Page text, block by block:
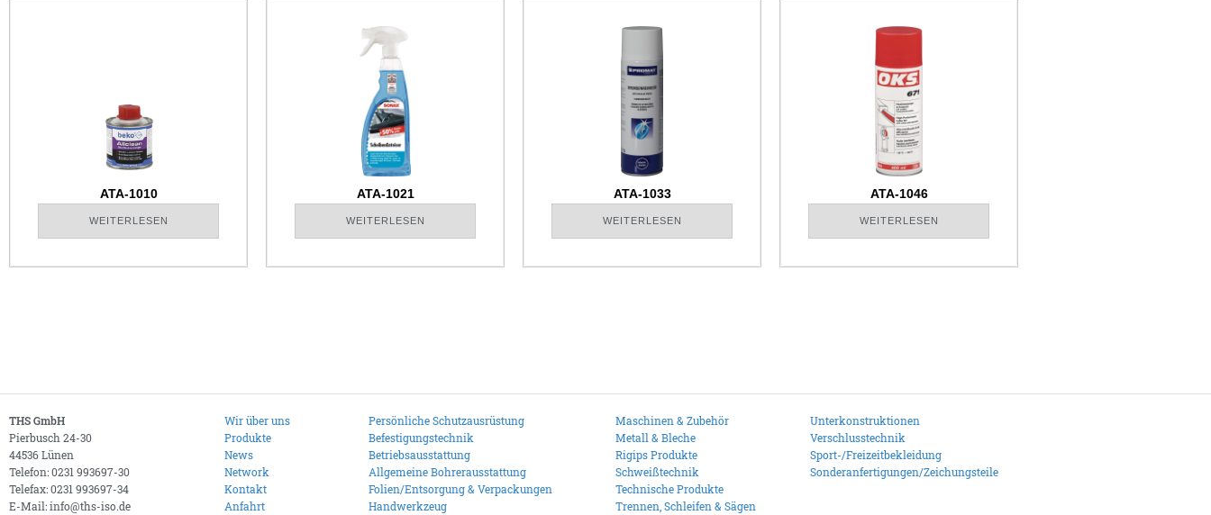
ATA-1010
WEITERLESEN
ATA-1021
WEITERLESEN
ATA-1033
WEITERLESEN
ATA-1046
WEITERLESEN
THS GmbH
Pierbusch 24-30
44536 Lünen
Telefon: 0231 993697-30
Telefax: 0231 993697-34
E-Mail: info@ths-iso.de
Wir über uns
Produkte
News
Network
Kontakt
Anfahrt
Persönliche Schutzausrüstung
Befestigungstechnik
Betriebsausstattung
Allgemeine Bohrerausstattung
Folien/Entsorgung & Verpackungen
Handwerkzeug
Maschinen & Zubehör
Metall & Bleche
Rigips Produkte
Schweißtechnik
Technische Produkte
Trennen, Schleifen & Sägen
Unterkonstruktionen
Verschlusstechnik
Sport-/Freizeitbekleidung
Sonderanfertigungen/Zeichungsteile